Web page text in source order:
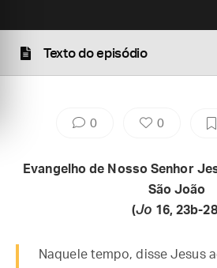
Texto do episódio
0 0
Evangelho de Nosso Senhor
São João
(Jo 16, 23b-
Naquele tempo, disse Jesus